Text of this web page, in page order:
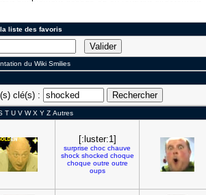
liste des favoris
du Wiki Smilies
clé(s) :
T U V W X Y Z Autres
[:luster:1]
surprise choc chauve
shock shocked choque
choque outre outre
oups